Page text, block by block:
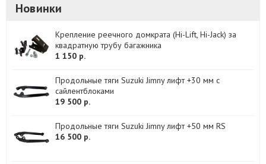
Новинки
Крепление реечного домкрата (Hi-Lift, Hi-Jack) за
квадратную трубу багажника
1 150 р.
Продольные тяги Suzuki Jimny лифт +30 мм с
сайлентблоками
19 500 р.
Продольные тяги Suzuki Jimny лифт +50 мм RS
16 500 р.